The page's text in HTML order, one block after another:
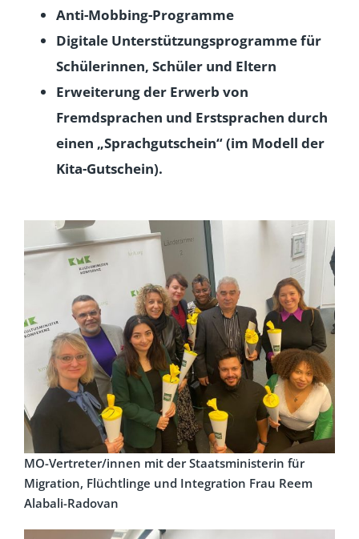
Anti-Mobbing-Programme
Digitale Unterstützungsprogramme für
Schülerinnen, Schüler und Eltern
Erweiterung der Erwerb von
Fremdsprachen und Erstsprachen durch
einen „Sprachgutschein“ (im Modell der
Kita-Gutschein).
MO-Vertreter/innen mit der Staatsministerin für
Migration, Flüchtlinge und Integration Frau Reem
Alabali-Radovan